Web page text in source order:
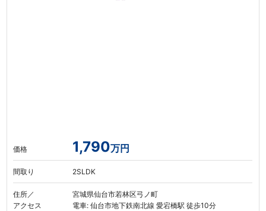
価格 1,790万円
間取り 2SLDK
住所／
アクセス
宮城県仙台市若林区弓ノ町
電車: 仙台市地下鉄南北線 愛宕橋駅 徒歩10分